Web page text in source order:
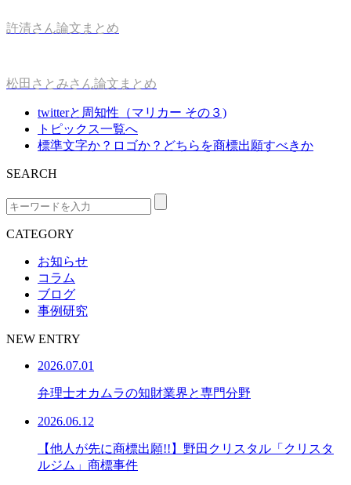
許清さん論文まとめ
松田さとみさん論文まとめ
twitterと周知性（マリカー その３)
トピックス一覧へ
標準文字か？ロゴか？どちらを商標出願すべきか
SEARCH
CATEGORY
お知らせ
コラム
ブログ
事例研究
NEW ENTRY
2026.07.01
弁理士オカムラの知財業界と専門分野
2026.06.12
【他人が先に商標出願!!】野田クリスタル「クリスタ
ルジム」商標事件